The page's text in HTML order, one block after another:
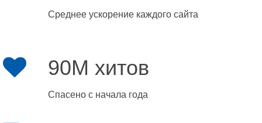
Среднее ускорение каждого сайта
90M хитов
Спасено с начала года